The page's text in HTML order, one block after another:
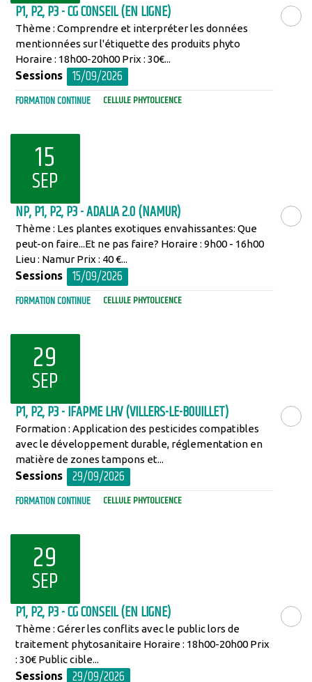
LIRE LA
P1, P2, P3 - CG CONSEIL (EN LIGNE)
Thème : Comprendre et interpréter les données
mentionnées sur l'étiquette des produits phyto
Horaire : 18h00-20h00 Prix : 30€...
Sessions 15/09/2026
FORMATION CONTINUE CELLULE PHYTOLICENCE
15
SEP
LIRE LA
NP, P1, P2, P3 - ADALIA 2.0 (NAMUR)
Thème : Les plantes exotiques envahissantes: Que
peut-on faire...Et ne pas faire? Horaire : 9h00 - 16h00
Lieu : Namur Prix : 40 €...
Sessions 15/09/2026
FORMATION CONTINUE CELLULE PHYTOLICENCE
29
SEP
LIRE LA
P1, P2, P3 - IFAPME LHV (VILLERS-LE-BOUILLET)
Formation : Application des pesticides compatibles
avec le développement durable, réglementation en
matière de zones tampons et...
Sessions 29/09/2026
FORMATION CONTINUE CELLULE PHYTOLICENCE
29
SEP
LIRE LA
P1, P2, P3 - CG CONSEIL (EN LIGNE)
Thème : Gérer les conflits avec le public lors de
traitement phytosanitaire Horaire : 18h00-20h00 Prix
: 30€ Public cible...
Sessions 29/09/2026